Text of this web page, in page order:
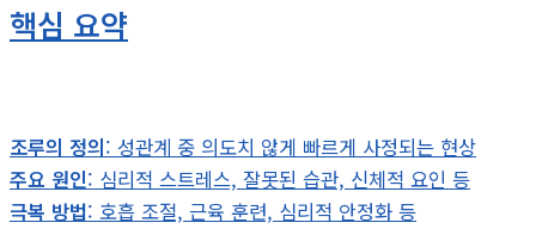
핵심 요약
조루의 정의: 성관계 중 의도치 않게 빠르게 사정되는 현상
주요 원인: 심리적 스트레스, 잘못된 습관, 신체적 요인 등
극복 방법: 호흡 조절, 근육 훈련, 심리적 안정화 등